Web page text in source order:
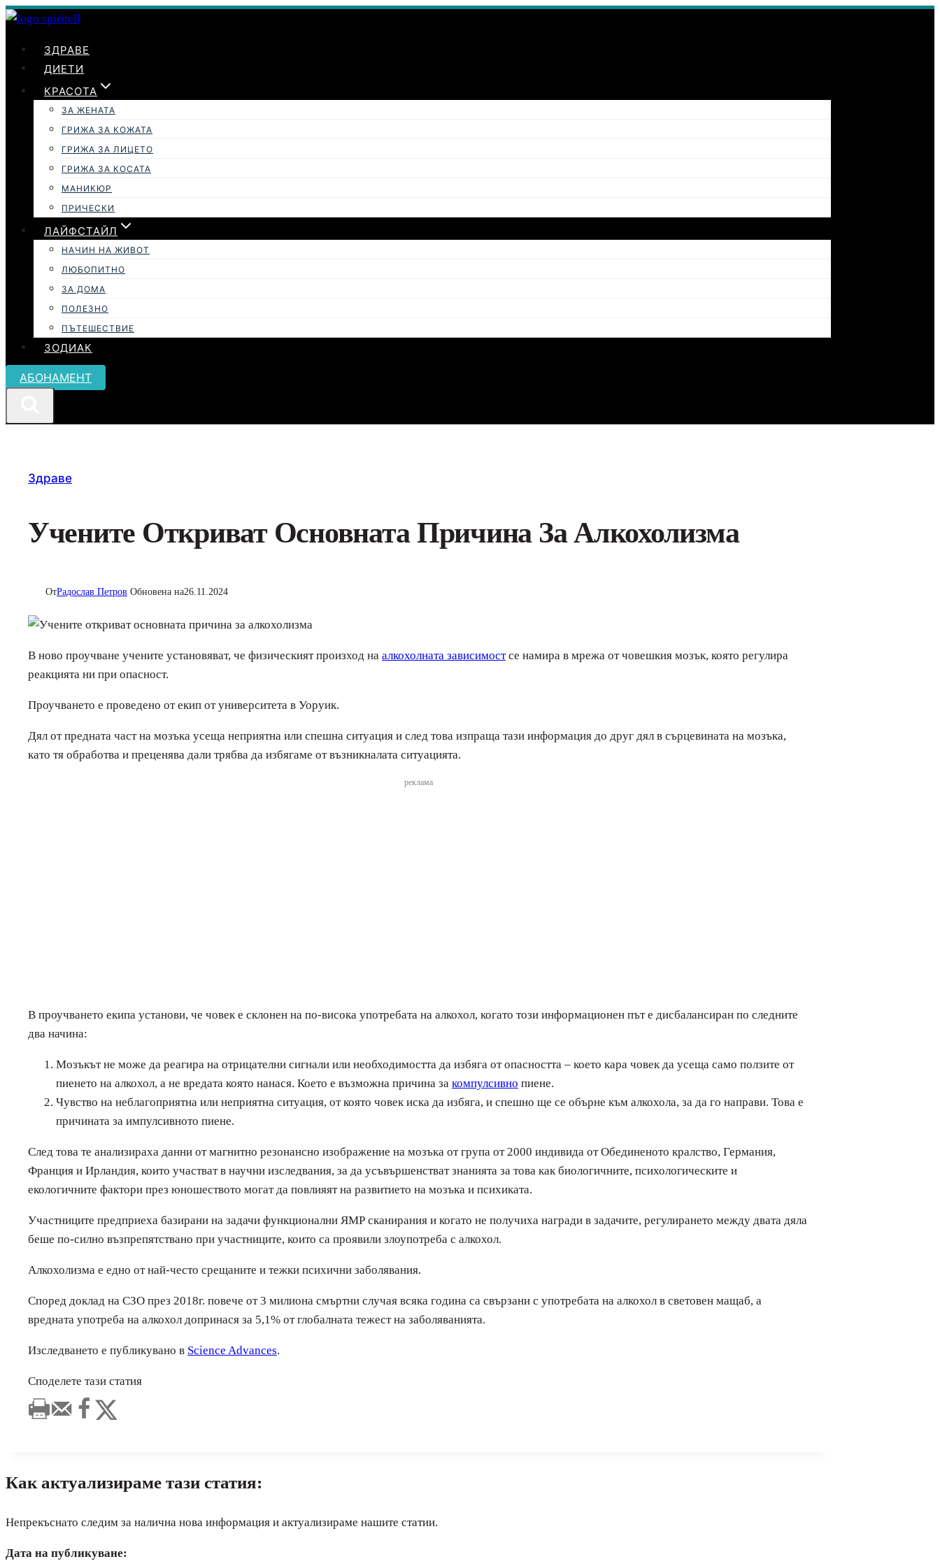
Към
ЗДРАВЕ
ДИЕТИ
КРАСОТА
ЗА ЖЕНАТА
ГРИЖА ЗА КОЖАТА
ГРИЖА ЗА ЛИЦЕТО
ГРИЖА ЗА КОСАТА
МАНИКЮР
ПРИЧЕСКИ
ЛАЙФСТАЙЛ
НАЧИН НА ЖИВОТ
ЛЮБОПИТНО
ЗА ДОМА
ПОЛЕЗНО
ПЪТЕШЕСТВИЕ
ЗОДИАК
АБОНАМЕНТ
Здраве
Учените Откриват Основната Причина За Алкохолизма
ОтРадослав Петров Обновена на26.11.2024
В ново проучване учените установяват, че физическият произход на алкохолната зависимостсе намира в мрежа от човешкия мозък, която регулира
реакцията ни при опасност.
Проучването е проведено от екип от университета в Уоруик.
Дял от предната част на мозъка усеща неприятна или спешна ситуация и след това изпраща тази информация до друг дял в сърцевината на мозъка,
като тя обработва и преценява дали трябва да избягаме от възникналата ситуацията.
реклама
В проучването екипа установи, че човек е склонен на по-висока употребата на алкохол, когато този информационен път е дисбалансиран по следните
два начина:
Мозъкът не може да реагира на отрицателни сигнали или необходимостта да избяга от опасността – което кара човек да усеща само ползите от
пиенето на алкохол, а не вредата която нанася. Което е възможна причина за компулсивно пиене.
Чувство на неблагоприятна или неприятна ситуация, от която човек иска да избяга, и спешно ще се обърне към алкохола, за да го направи. Това е
причината за импулсивното пиене.
След това те анализираха данни от магнитно резонансно изображение на мозъка от група от 2000 индивида от Обединеното кралство, Германия,
Франция и Ирландия, които участват в научни изследвания, за да усъвършенстват знанията за това как биологичните, психологическите и
екологичните фактори през юношеството могат да повлияят на развитието на мозъка и психиката.
Участниците предприеха базирани на задачи функционални ЯМР сканирания и когато не получиха награди в задачите, регулирането между двата дяла
беше по-силно възпрепятствано при участниците, които са проявили злоупотреба с алкохол.
Алкохолизма е едно от най-често срещаните и тежки психични заболявания.
Според доклад на СЗО през 2018г. повече от 3 милиона смъртни случая всяка година са свързани с употребата на алкохол в световен мащаб, а
вредната употреба на алкохол допринася за 5,1% от глобалната тежест на заболяванията.
Изследването е публикувано в Science Advances.
Споделете тази статия
Как актуализираме тази статия:
Непрекъснато следим за налична нова информация и актуализираме нашите статии.
Дата на публикуване: